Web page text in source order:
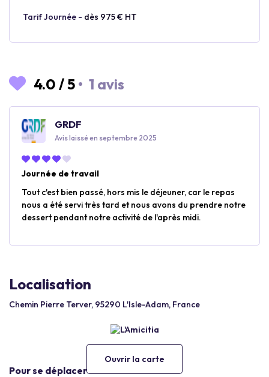
Tarif Journée - dès 975 € HT
4.0 /5 • 1 avis
GRDF
Avis laissé en septembre 2025
Journée de travail
Tout c'est bien passé, hors mis le déjeuner, car le repas
nous a été servi très tard et nous avons du prendre notre
dessert pendant notre activité de l'après midi.
Localisation
Chemin Pierre Terver, 95290 L'Isle-Adam, France
Ouvrir la carte
Pour se déplacer